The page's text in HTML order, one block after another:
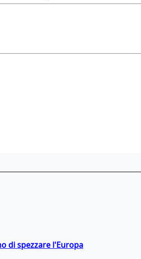
di spezzare l'Europa